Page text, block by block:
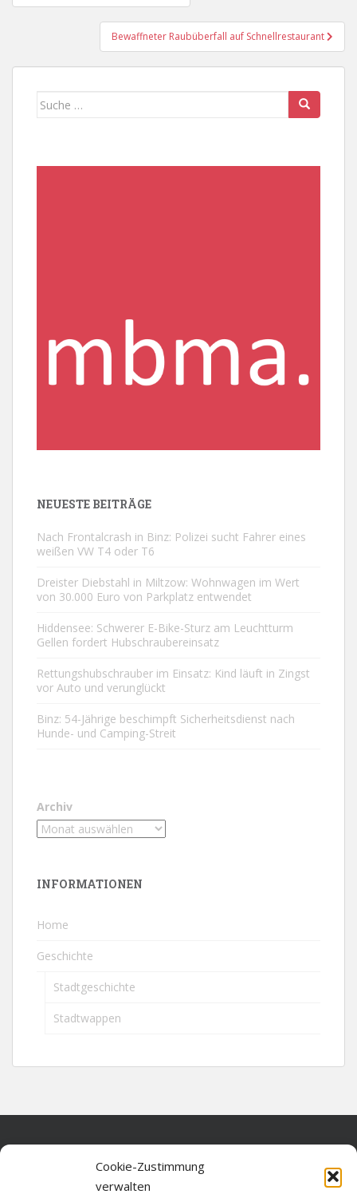
Cookie-Zustimmung
verwalten
Bewaffneter Raubüberfall auf Schnellrestaurant
Suche
NEUESTE BEITRÄGE
Nach Frontalcrash in Binz: Polizei sucht Fahrer eines
weißen VW T4 oder T6
Dreister Diebstahl in Miltzow: Wohnwagen im Wert
von 30.000 Euro von Parkplatz entwendet
Hiddensee: Schwerer E-Bike-Sturz am Leuchtturm
Gellen fordert Hubschraubereinsatz
Rettungshubschrauber im Einsatz: Kind läuft in Zingst
vor Auto und verunglückt
Binz: 54-Jährige beschimpft Sicherheitsdienst nach
Hunde- und Camping-Streit
Archiv
INFORMATIONEN
Home
Geschichte
Stadtgeschichte
Stadtwappen